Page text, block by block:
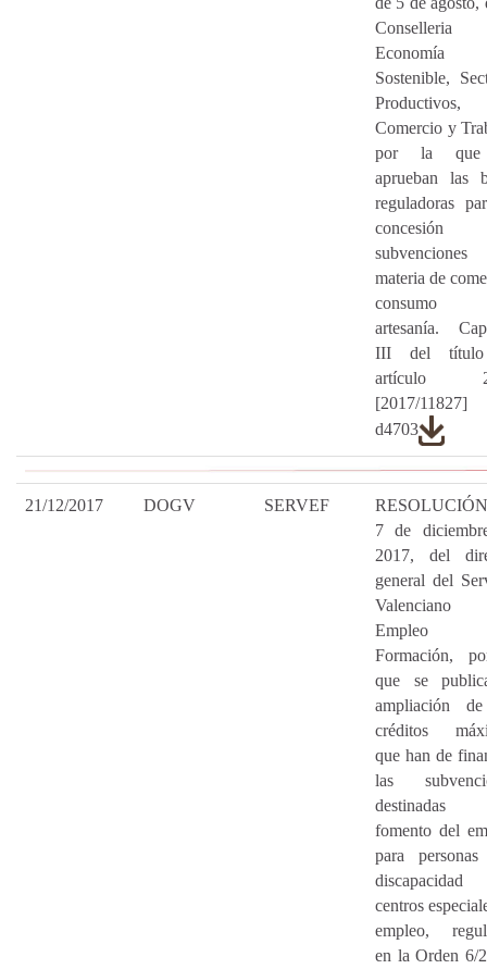
Economía
Sostenible,
Productivos,
Comercio y
por la
aprueban las
reguladoras
materia de
artesanía.
III del
artículo
[2017/
d4703
21/12/2017 DOGV SERVEF
7 de
2017, del
general del
Formación,
que se
ampliación
créditos
que han de
las
fomento del
para
centros
empleo,
en la Orden 6/